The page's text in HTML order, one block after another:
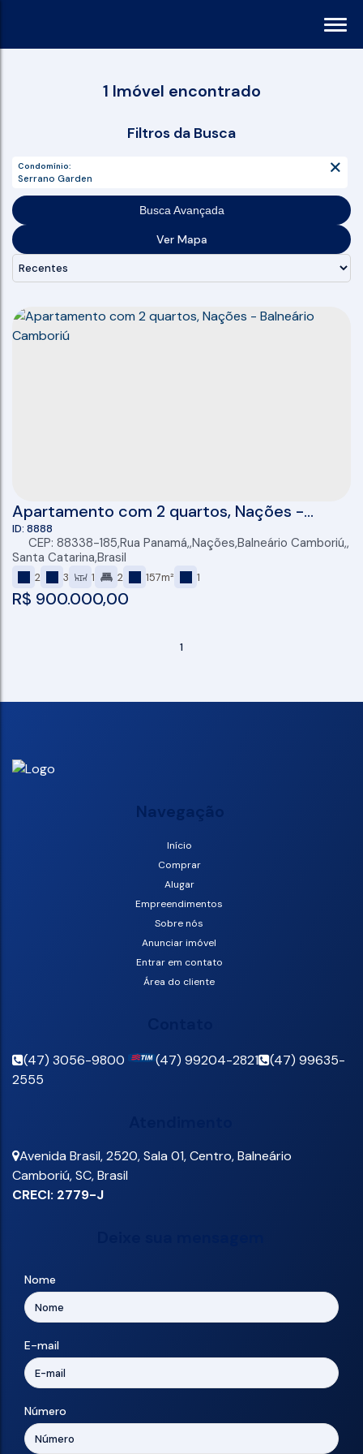
1 Imóvel encontrado
Condomínio:
Serrano Garden
Busca Avançada
Ver Mapa
Apartamento com 2 quartos, Nações -
Balneário Camboriú
R$ 900.000,00
8888
CEP: 88338-185,Rua Panamá ,Nações,Balneário Camboriú ,
Santa Catarina,Brasil
2 3 1 2 157m² 1
1
Navegação
Início
Comprar
Alugar
Empreendimentos
Sobre nós
Anunciar imóvel
Entrar em contato
Área do cliente
(47) 3056-9800 (47) 99204-2821
(47) 99635-
2555
Avenida Brasil,2520,Sala 01,Centro,Balneário
Camboriú,SC,Brasil
CRECI: 2779-J
Nome
E-mail
Número